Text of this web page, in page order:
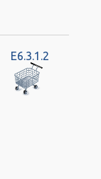
E6.3.1.2